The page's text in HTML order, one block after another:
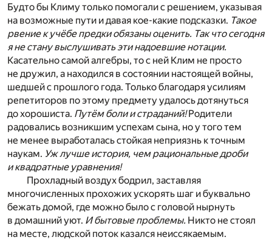
Будто бы Климу только помогали с решением, указывая
на возможные пути и давая кое-какие подсказки. Такое
рвение к учёбе предки обязаны оценить. Так что сегодня
я не стану выслушивать эти надоевшие нотации.
Касательно самой алгебры, то с ней Клим не просто
не дружил, а находился в состоянии настоящей войны,
шедшей с прошлого года. Только благодаря усилиям
репетиторов по этому предмету удалось дотянуться
до хорошиста. Путём боли и страданий!Родители
радовались возникшим успехам сына, но у того тем
не менее выработалась стойкая неприязнь к точным
наукам. Уж лучше история, чем рациональные дроби
и квадратные уравнения!
Прохладный воздух бодрил, заставляя
многочисленных прохожих ускорять шаг и буквально
бежать домой, где можно было с головой нырнуть
в домашний уют. И бытовые проблемы. Никто не стоял
на месте, людской поток казался неиссякаемым.